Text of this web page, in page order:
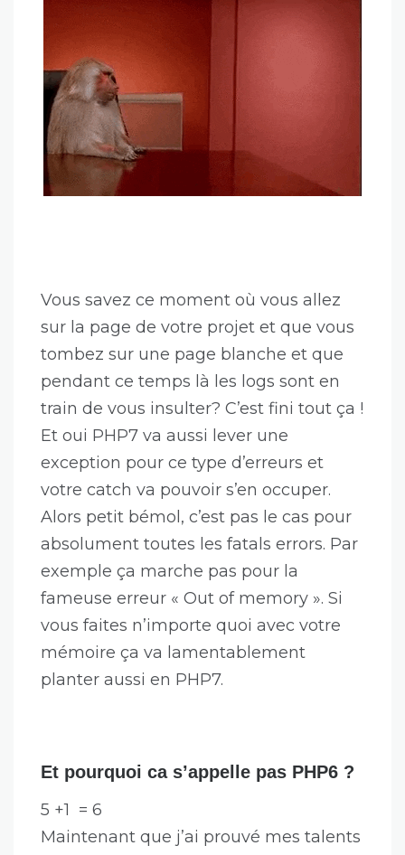
Vous savez ce moment où vous allez
sur la page de votre projet et que vous
tombez sur une page blanche et que
pendant ce temps là les logs sont en
train de vous insulter? C’est fini tout ça !
Et oui PHP7 va aussi lever une
exception pour ce type d’erreurs et
votre catch va pouvoir s’en occuper.
Alors petit bémol, c’est pas le cas pour
absolument toutes les fatals errors. Par
exemple ça marche pas pour la
fameuse erreur « Out of memory ». Si
vous faites n’importe quoi avec votre
mémoire ça va lamentablement
planter aussi en PHP7.
Et pourquoi ca s’appelle pas PHP6 ?
5 +1 = 6
Maintenant que j’ai prouvé mes talents